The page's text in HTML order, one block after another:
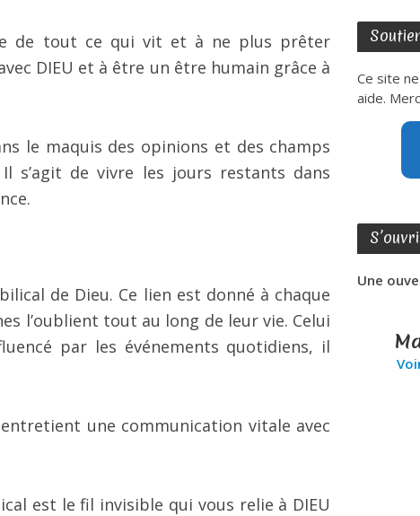
de tout ce qui vit et à ne plus prêter
DIEU et à être un être humain grâce à
le maquis des opinions et des champs
s’agit de vivre les jours restants dans
de Dieu. Ce lien est donné à chaque
l’oublient tout au long de leur vie. Celui
par les événements quotidiens, il
une communication vitale avec
est le fil invisible qui vous relie à DIEU
Ce site
aide.
Une